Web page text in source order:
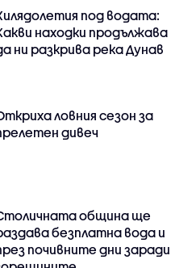
под водата:
находки продължава
ни разкрива река Дунав
ловния сезон за
дивеч
община ще
безплатна вода и
почивните дни заради